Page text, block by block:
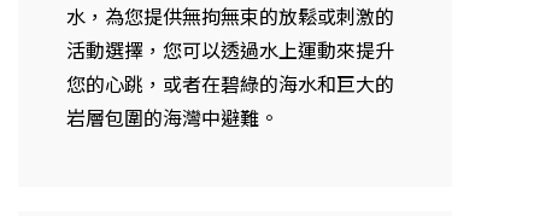
水，為您提供無拘無束的放鬆或刺激的
活動選擇，您可以透過水上運動來提升
您的心跳，或者在碧綠的海水和巨大的
岩層包圍的海灣中避難。